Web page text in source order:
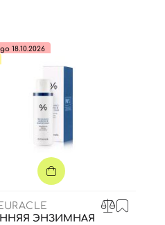
18.10.2026
ЭНЗИМНАЯ